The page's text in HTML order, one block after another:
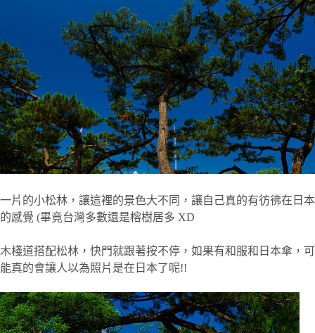
一片的小松林，讓這裡的景色大不同，讓自己真的有彷彿在日本
的感覺 (畢竟台灣多數還是榕樹居多 XD
木棧道搭配松林，快門就跟著按不停，如果有和服和日本傘，可
能真的會讓人以為照片是在日本了呢!!